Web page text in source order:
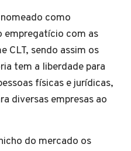
como
empregatício com as
CLT, sendo assim os
tem a liberdade para
físicas e jurídicas,
diversas empresas ao
do mercado os